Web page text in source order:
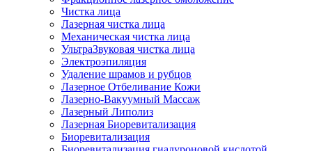
Чистка лица
Лазерная чистка лица
Механическая чистка лица
УльтраЗвуковая чистка лица
Электроэпиляция
Удаление шрамов и рубцов
Лазерное Отбеливание Кожи
Лазерно-Вакуумный Массаж
Лазерный Липолиз
Лазерная Биоревитализация
Биоревитализация